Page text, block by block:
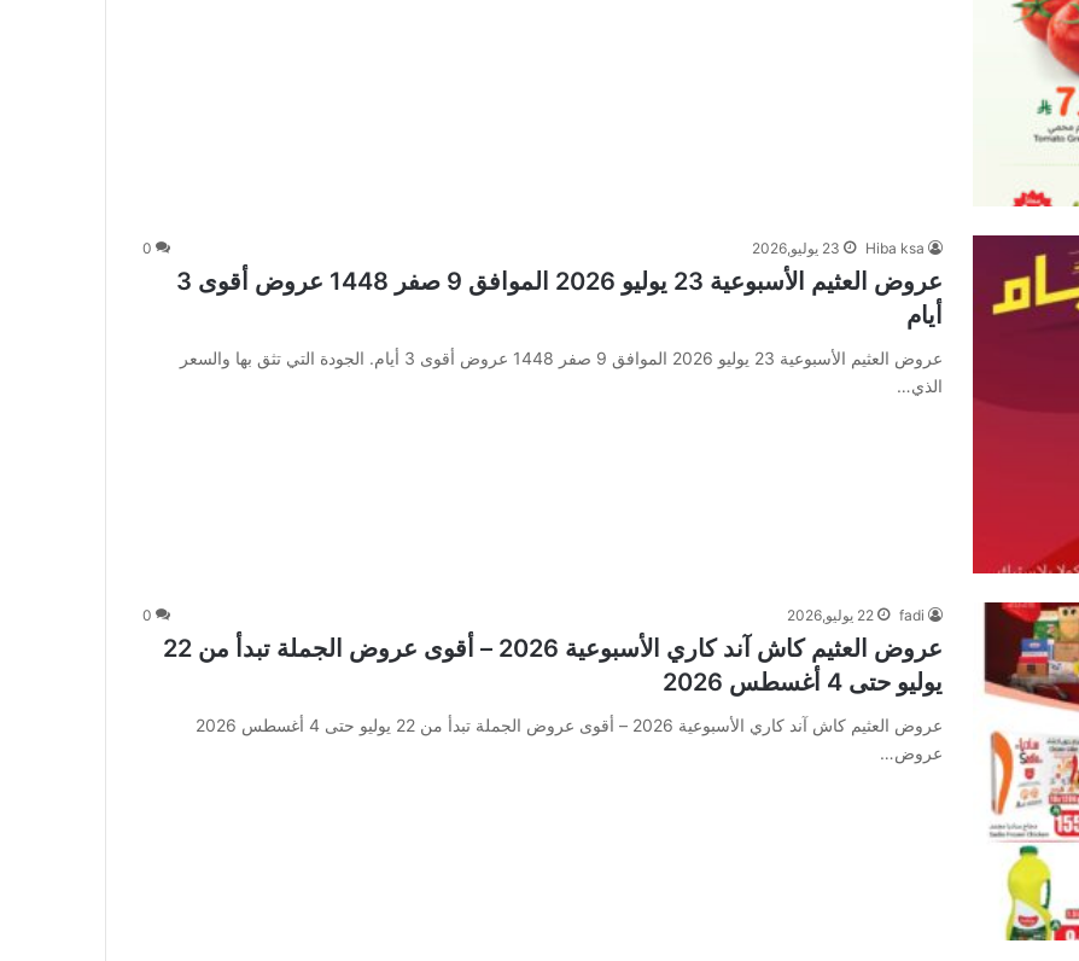
Hiba ksa 23 يوليو,2026 0
عروض العثيم الأسبوعية 23 يوليو 2026 الموافق 9 صفر 1448 عروض أقوى 3
أيام
عروض العثيم الأسبوعية 23 يوليو 2026 الموافق 9 صفر 1448 عروض أقوى 3 أيام. الجودة التي تثق بها والسعر
الذي…
fadi 22 يوليو,2026 0
عروض العثيم كاش آند كاري الأسبوعية 2026 – أقوى عروض الجملة تبدأ من 22
يوليو حتى 4 أغسطس 2026
عروض العثيم كاش آند كاري الأسبوعية 2026 – أقوى عروض الجملة تبدأ من 22 يوليو حتى 4 أغسطس 2026
عروض…